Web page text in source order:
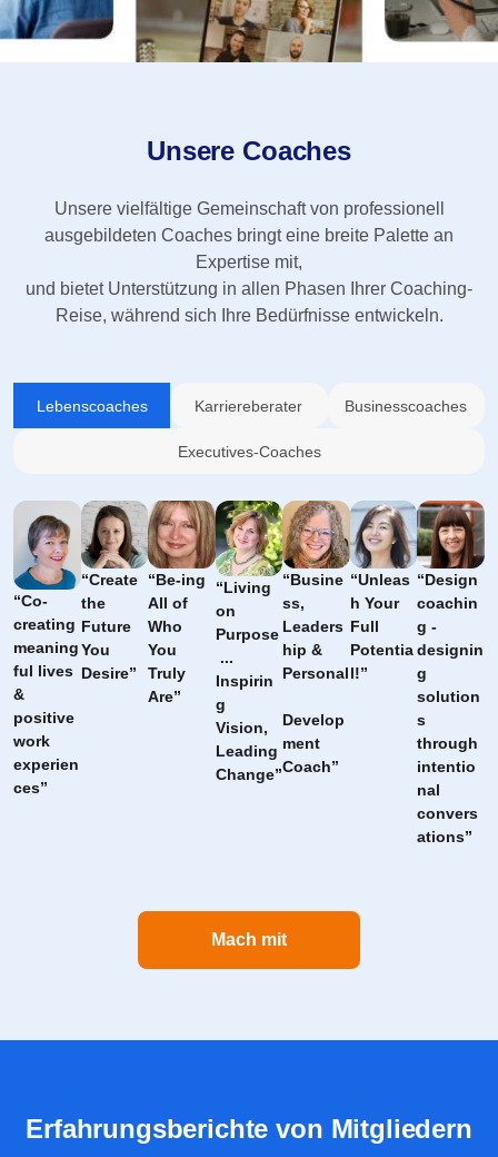
Unsere Coaches
Unsere vielfältige Gemeinschaft von professionell
ausgebildeten Coaches bringt eine breite Palette an
Expertise mit,
und bietet Unterstützung in allen Phasen Ihrer Coaching-
Reise, während sich Ihre Bedürfnisse entwickeln.
Lebenscoaches Karriereberater Businesscoaches
Executives-Coaches
“Co-
creating
meaning
ful lives
&
positive
work
experien
ces”
“Create
the
Future
You
Desire”
“Be-ing
All of
Who
You
Truly
Are”
“Living
on
Purpose
...
Inspirin
g
Vision,
Leading
Change”
“Busine
ss,
Leaders
hip &
Personal
Develop
ment
Coach”
“Unleas
h Your
Full
Potentia
l!”
“Design
coachin
g -
designin
g
solution
s
through
intentio
nal
convers
ations”
Mach mit
Erfahrungsberichte von Mitgliedern